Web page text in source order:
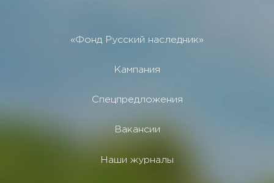
«Фонд Русский наследник»
Кампания
Спецпредложения
Вакансии
Наши журналы